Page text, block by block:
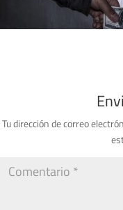
Tu dirección de correo